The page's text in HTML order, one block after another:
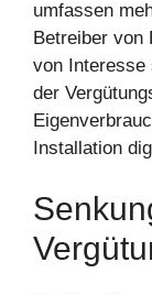
umfassen
Betreiber von
von Interesse
der
Installation